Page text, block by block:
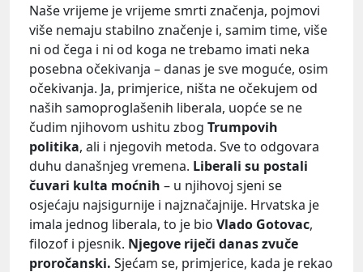
Naše vrijeme je vrijeme smrti značenja, pojmovi
više nemaju stabilno značenje i, samim time, više
ni od čega i ni od koga ne trebamo imati neka
posebna očekivanja – danas je sve moguće, osim
očekivanja. Ja, primjerice, ništa ne očekujem od
naših samoproglašenih liberala, uopće se ne
čudim njihovom ushitu zbog Trumpovih
politika, ali i njegovih metoda. Sve to odgovara
duhu današnjeg vremena. Liberali su postali
čuvari kulta moćnih – u njihovoj sjeni se
osjećaju najsigurnije i najznačajnije. Hrvatska je
imala jednog liberala, to je bio Vlado Gotovac,
filozof i pjesnik. Njegove riječi danas zvuče
proročanski. Sjećam se, primjerice, kada je rekao